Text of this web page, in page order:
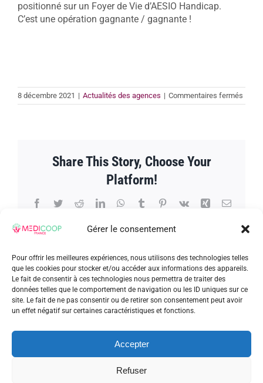
Gérer le consentement
Pour offrir les meilleures expériences, nous utilisons des technologies telles
que les cookies pour stocker et/ou accéder aux informations des appareils.
Le fait de consentir à ces technologies nous permettra de traiter des
données telles que le comportement de navigation ou les ID uniques sur ce
site. Le fait de ne pas consentir ou de retirer son consentement peut avoir
un effet négatif sur certaines caractéristiques et fonctions.
Accepter
Refuser
positionné sur un Foyer de Vie d’AESIO Handicap.
C’est une opération gagnante / gagnante !
8 décembre 2021 | Actualités des agences | Commentaires fermés
Share This Story, Choose Your
Platform!
Facebook
TwitterRedditLinkedInWhatsApp
TumblrPinterest
Vk Xing Email
À propos de l'auteur :admin_patrick